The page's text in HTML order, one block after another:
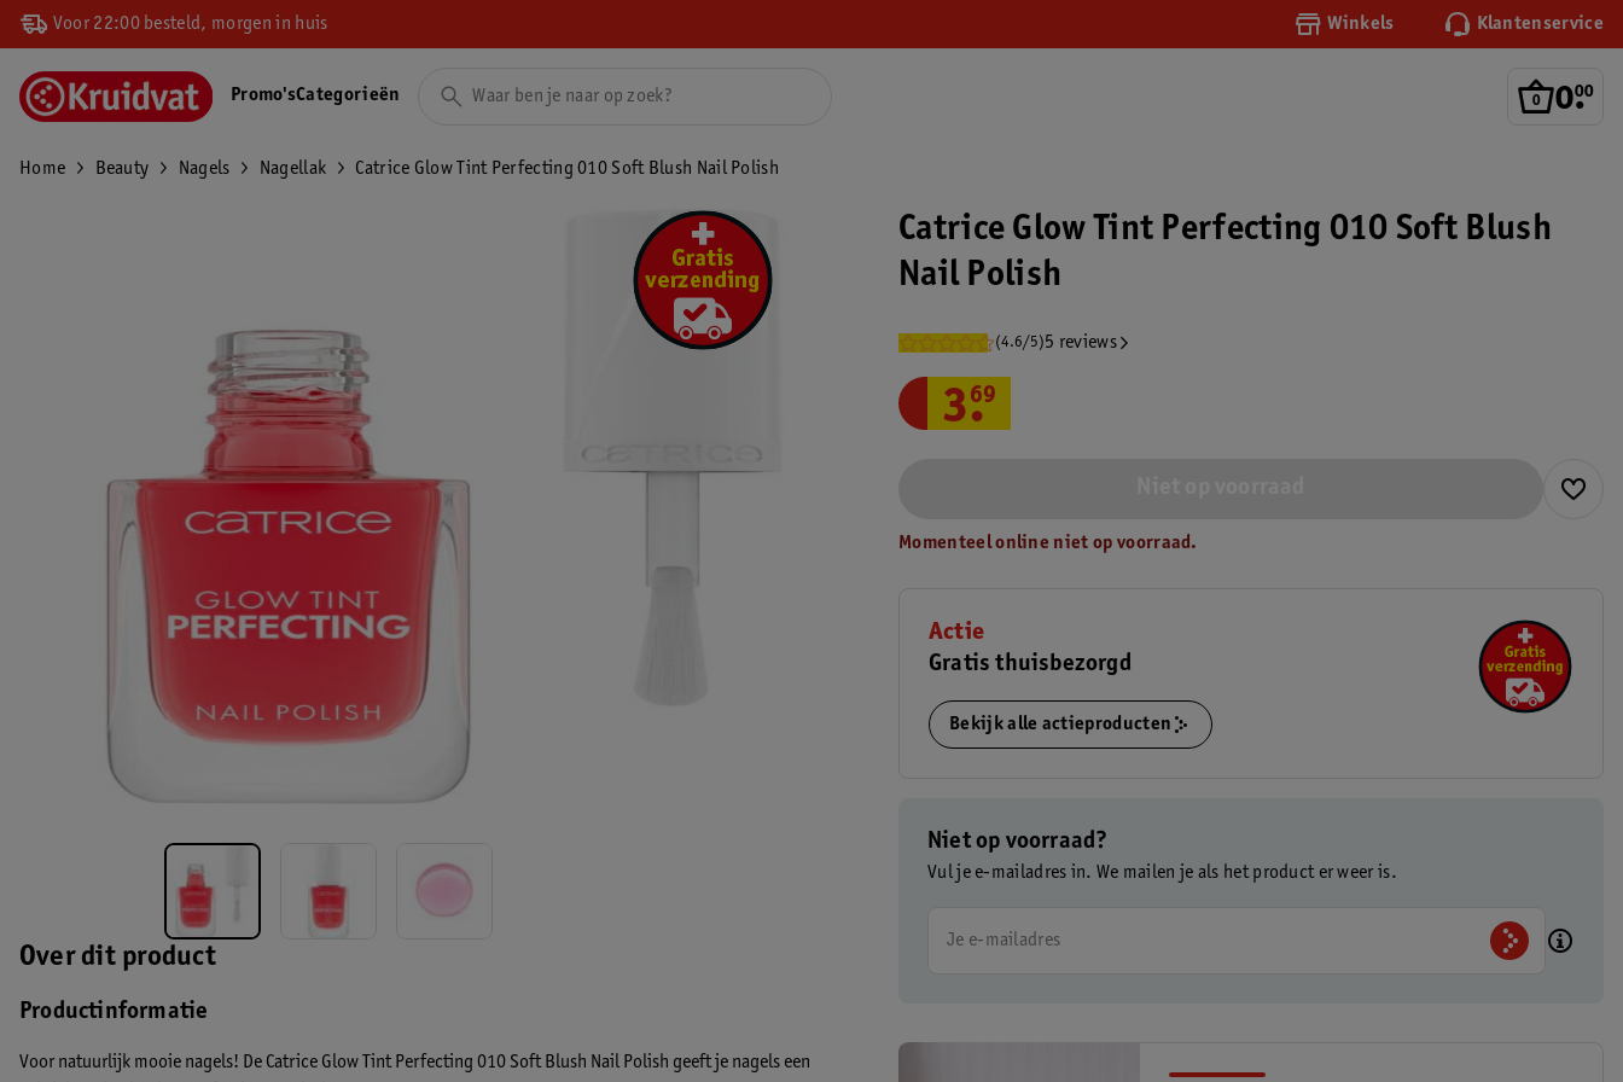
Voor 22:00 besteld, morgen in huis Winkels Klantenservice
0.
00
Promo'sCategorieën
Home Beauty Nagels Nagellak Catrice Glow Tint Perfecting 010 Soft Blush Nail Polish
Over dit product
Productinformatie
Voor natuurlijk mooie nagels! De Catrice Glow Tint Perfecting 010 Soft Blush Nail Polish geeft je nagels een
Catrice Glow Tint Perfecting 010 Soft Blush
Nail Polish
(4.6/5)5 reviews
3.
69
Momenteel online niet op voorraad.
Actie
Gratis thuisbezorgd
Bekijk alle actieproducten
Niet op voorraad?
Vul je e-mailadres in. We mailen je als het product er weer is.
Je e-mailadres